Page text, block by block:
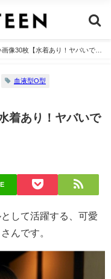
像30枚【水着あり！ヤバいで
血液型O型
着あり！ヤバいで
して活躍する、可愛
んです。